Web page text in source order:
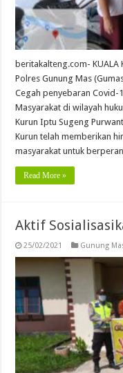
beritakalteng.com- KUALA
Polres Gunung Mas
Cegah penyebaran Covid-
Masyarakat di wilayah
Kurun Iptu Sugeng
Kurun telah memberikan
masyarakat untuk
Read More »
Aktif
25/02/2021 Gunung